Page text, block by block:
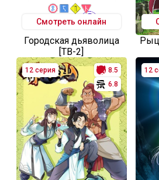
Смотреть онлайн
Городская дьяволица
[ТВ-2]
12 серия
8.5
6.8
12